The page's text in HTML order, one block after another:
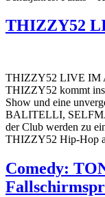
THIZZY52
THIZZY52 LIVE IM
THIZZY52 kommt ins
Show und eine
BALITELLI,
der Club werden zu
THIZZY52 Hip-Hop
Comedy: